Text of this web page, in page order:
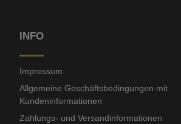
INFO
Impressum
Allgemeine Geschäftsbedingungen mit
Kundeninformationen
Zahlungs- und Versandinformationen